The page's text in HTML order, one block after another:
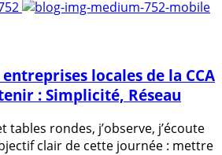
entreprises locales de la CCA
: Simplicité, Réseau
tables rondes, j’observe, j’écoute
clair de cette journée : mettre